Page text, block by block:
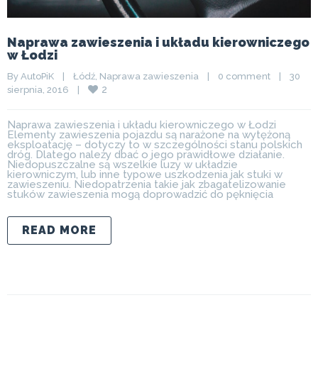
Naprawa zawieszenia i układu kierowniczego
w Łodzi
By AutoPiK | Łódź Naprawa zawieszenia | 0 comment |
30
sierpnia, 2016 | 2
Naprawa zawieszenia i układu kierowniczego w Łodzi
Elementy zawieszenia pojazdu są narażone na wytężoną
eksploatację – dotyczy to w szczególności stanu polskich
dróg. Dlatego należy dbać o jego prawidłowe działanie.
Niedopuszczalne są wszelkie luzy w układzie
kierowniczym, lub inne typowe uszkodzenia jak stuki w
zawieszeniu. Niedopatrzenia takie jak zbagatelizowanie
stuków zawieszenia mogą doprowadzić do pęknięcia
READ MORE